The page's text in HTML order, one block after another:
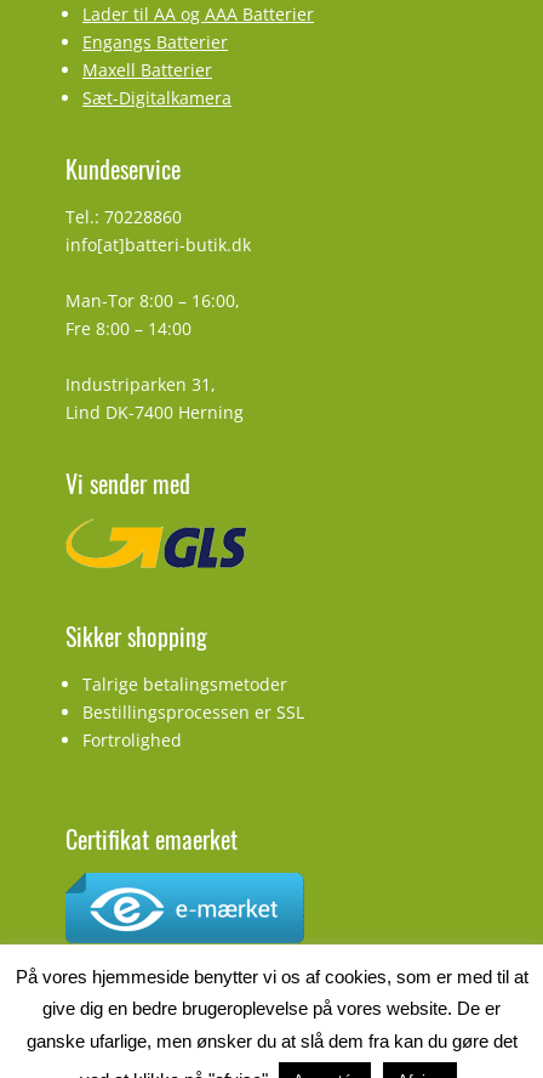
Lader til AA og AAA Batterier
Engangs Batterier
Maxell Batterier
Sæt-Digitalkamera
Kundeservice
Tel.: 70228860
info[at]batteri-butik.dk
Man-Tor 8:00 – 16:00,
Fre 8:00 – 14:00
Industriparken 31,
Lind DK-7400 Herning
Vi sender med
Sikker shopping
Talrige betalingsmetoder
Bestillingsprocessen er SSL
Fortrolighed
Certifikat emaerket
På vores hjemmeside benytter vi os af cookies, som er med til at
give dig en bedre brugeroplevelse på vores website. De er
ganske ufarlige, men ønsker du at slå dem fra kan du gøre det